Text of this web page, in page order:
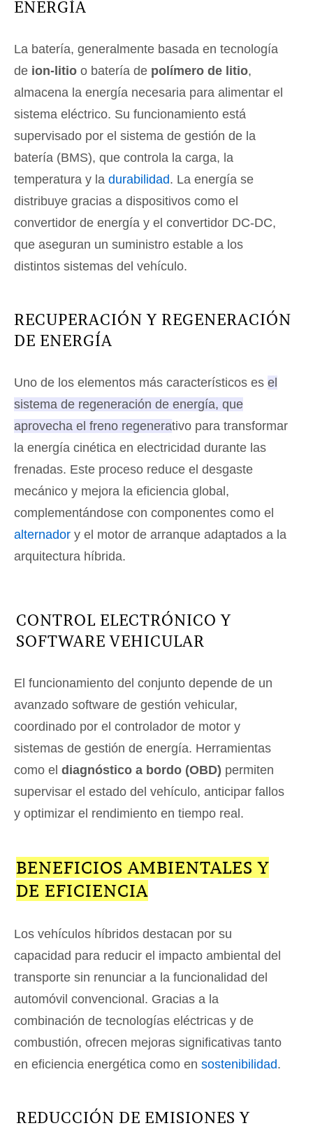
ENERGÍA
La batería, generalmente basada en tecnología
de ion-litio o batería de polímero de litio,
almacena la energía necesaria para alimentar el
sistema eléctrico. Su funcionamiento está
supervisado por el sistema de gestión de la
batería (BMS), que controla la carga, la
temperatura y la durabilidad. La energía se
distribuye gracias a dispositivos como el
convertidor de energía y el convertidor DC-DC,
que aseguran un suministro estable a los
distintos sistemas del vehículo.
RECUPERACIÓN Y REGENERACIÓN
DE ENERGÍA
Uno de los elementos más característicos es el
sistema de regeneración de energía, que
aprovecha el freno regenerativo para transformar
la energía cinética en electricidad durante las
frenadas. Este proceso reduce el desgaste
mecánico y mejora la eficiencia global,
complementándose con componentes como el
alternador y el motor de arranque adaptados a la
arquitectura híbrida.
CONTROL ELECTRÓNICO Y
SOFTWARE VEHICULAR
El funcionamiento del conjunto depende de un
avanzado software de gestión vehicular,
coordinado por el controlador de motor y
sistemas de gestión de energía. Herramientas
como el diagnóstico a bordo (OBD) permiten
supervisar el estado del vehículo, anticipar fallos
y optimizar el rendimiento en tiempo real.
BENEFICIOS AMBIENTALES Y
DE EFICIENCIA
Los vehículos híbridos destacan por su
capacidad para reducir el impacto ambiental del
transporte sin renunciar a la funcionalidad del
automóvil convencional. Gracias a la
combinación de tecnologías eléctricas y de
combustión, ofrecen mejoras significativas tanto
en eficiencia energética como en sostenibilidad.
REDUCCIÓN DE EMISIONES Y